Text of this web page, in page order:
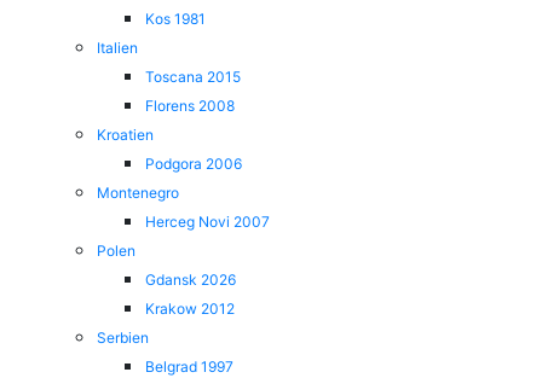
Kos 1981
Italien
Toscana 2015
Florens 2008
Kroatien
Podgora 2006
Montenegro
Herceg Novi 2007
Polen
Gdansk 2026
Krakow 2012
Serbien
Belgrad 1997